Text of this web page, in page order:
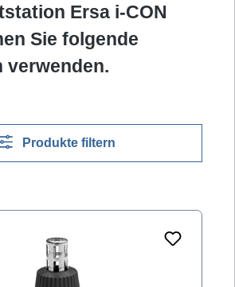
Ersa i-CON
Sie folgende
verwenden.
Produkte filtern